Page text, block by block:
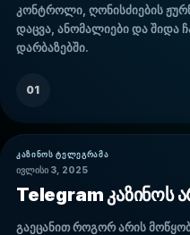
კონტროლი, ღონისძიების
დაცვა, ანომალიები და შიდა
დარბაზებში.
01
ᲙᲐᲖᲘᲜᲝᲡ ᲢᲔᲚᲔᲒᲠᲐᲛᲐ
ივლისი 3, 2025
Telegram კაზინოს
გაეცანით როგორ არის